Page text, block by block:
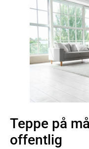
Teppe på
offentlig